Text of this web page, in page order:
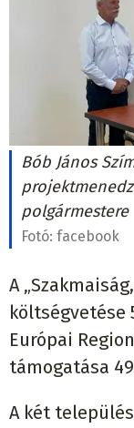
Bób János
polgármestere
Fotó: facebook
A
költségvetése
Európai
támogatása
A két